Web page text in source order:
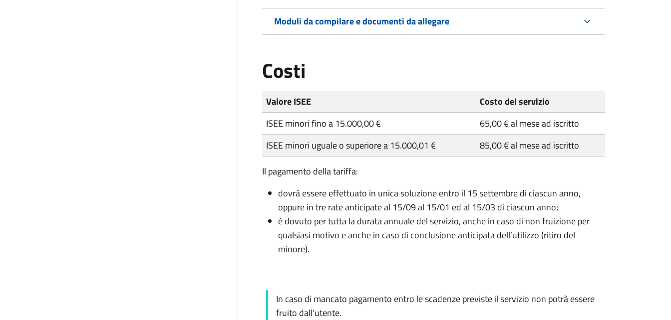
Moduli da compilare e documenti da allegare
Costi
Valore ISEE
Costo del servizio
ISEE minori fino a 15.000,00 €
65,00 € al mese ad iscritto
ISEE minori uguale o superiore a 15.000,01 €
85,00 € al mese ad iscritto
Il pagamento della tariffa:
dovrà essere effettuato in unica soluzione entro il 15 settembre di ciascun anno,
oppure in tre rate anticipate al 15/09 al 15/01 ed al 15/03 di ciascun anno;
è dovuto per tutta la durata annuale del servizio, anche in caso di non fruizione per
qualsiasi motivo e anche in caso di conclusione anticipata dell’utilizzo (ritiro del
minore).
In caso di mancato pagamento entro le scadenze previste il servizio non potrà essere
fruito dall’utente.